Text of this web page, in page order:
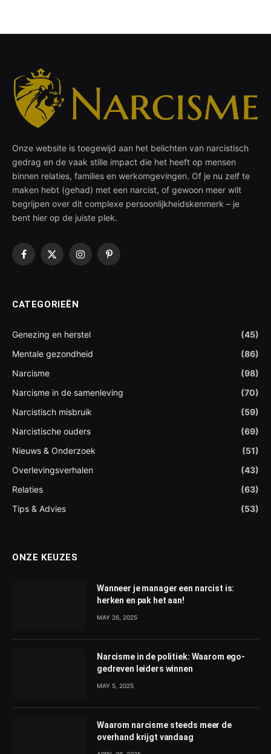
Onze website is toegewijd aan het belichten van narcistisch
gedrag en de vaak stille impact die het heeft op mensen
binnen relaties, families en werkomgevingen. Of je nu zelf te
maken hebt (gehad) met een narcist, of gewoon meer wilt
begrijpen over dit complexe persoonlijkheidskenmerk – je
bent hier op de juiste plek.
Facebook
X
InstagramPinterest
CATEGORIEËN
Genezing en herstel
(45)
Mentale gezondheid
(86)
Narcisme
(98)
Narcisme in de samenleving
(70)
Narcistisch misbruik
(59)
Narcistische ouders
(69)
Nieuws & Onderzoek
(51)
Overlevingsverhalen
(43)
Relaties
(63)
Tips & Advies
(53)
ONZE KEUZES
Wanneer je manager een narcist is:
herken en pak het aan!
MAY 26, 2025
Narcisme in de politiek: Waarom ego-
gedreven leiders winnen
MAY 5, 2025
Waarom narcisme steeds meer de
overhand krijgt vandaag